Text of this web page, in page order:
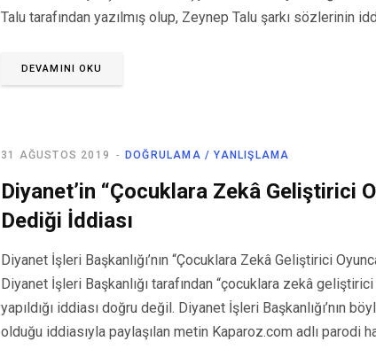
Talu tarafından yazılmış olup, Zeynep Talu şarkı sözlerinin
DEVAMINI OKU
DOĞRULAMA / YANLIŞLAMA
31 AĞUSTOS 2019
Diyanet’in “Çocuklara Zekâ Geliştirici
Dediği İddiası
Diyanet İşleri Başkanlığı’nın “Çocuklara Zekâ Geliştirici
Diyanet İşleri Başkanlığı tarafından “çocuklara zekâ
yapıldığı iddiası doğru değil. Diyanet İşleri Başkanlığı’nın
olduğu iddiasıyla paylaşılan metin Kaparoz.com adlı parodi